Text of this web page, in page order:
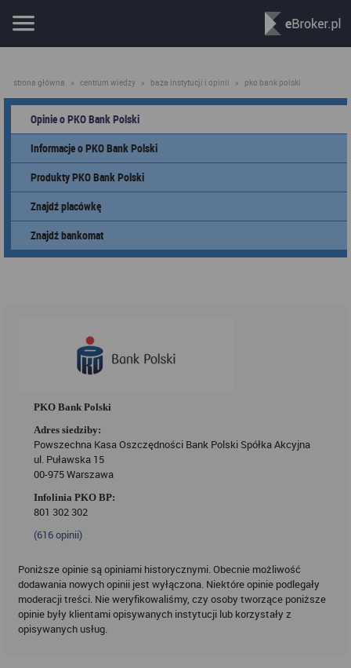
strona główna » centrum wiedzy » baza instytucji i opinii » pko bank polski
Opinie o PKO Bank Polski
Informacje o PKO Bank Polski
Produkty PKO Bank Polski
Znajdź placówkę
Znajdź bankomat
PKO Bank Polski
Adres siedziby:
Powszechna Kasa Oszczędności Bank Polski Spółka Akcyjna
ul. Puławska 15
00-975 Warszawa
Infolinia PKO BP:
801 302 302
(616opinii)
Poniższe opinie są opiniami historycznymi. Obecnie możliwość
dodawania nowych opinii jest wyłączona. Niektóre opinie podlegały
moderacji treści. Nie weryfikowaliśmy, czy osoby tworzące poniższe
opinie były klientami opisywanych instytucji lub korzystały z
opisywanych usług.